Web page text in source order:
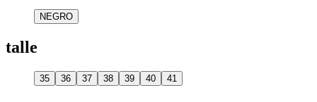
NEGRO
talle
35 36 37 38 39 40 41